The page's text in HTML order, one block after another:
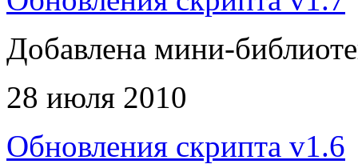
Добавлена мини-
28 июля 2010
Обновления скрипта v1.6